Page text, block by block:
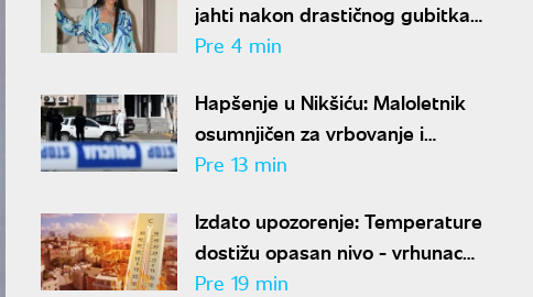
jahti nakon drastičnog gubitka
kilograma: Izgleda bolje nego
Pre 4 min
Hapšenje u Nikšiću: Maloletnik
osumnjičen za vrbovanje i
obučavanje za terorizam
Pre 13 min
Izdato upozorenje: Temperature
dostižu opasan nivo - vrhunac
toplotnog talasa u Srbiji
Pre 19 min